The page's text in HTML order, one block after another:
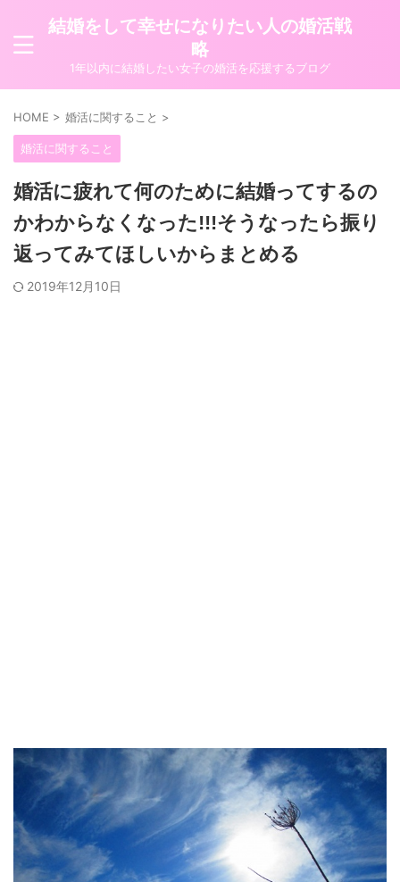
結婚をして幸せになりたい人の婚活戦
略
1年以内に結婚したい女子の婚活を応援するブログ
HOME > 婚活に関すること >
婚活に関すること
婚活に疲れて何のために結婚ってするの
かわからなくなった!!!そうなったら振り
返ってみてほしいからまとめる
2019年12月10日